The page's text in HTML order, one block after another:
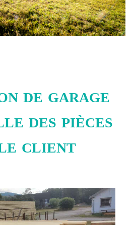
de garage
des pièces
client